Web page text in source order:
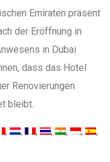
Emiraten präsent
der Eröffnung in
in Dubai
dass das Hotel
Renovierungen
bleibt.